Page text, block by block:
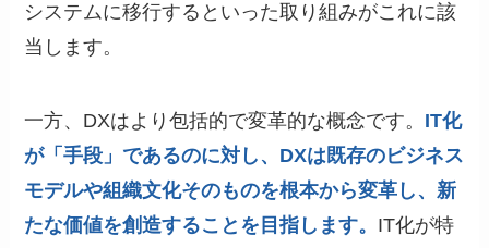
システムに移行するといった取り組みがこれに該
当します。
一方、DXはより包括的で変革的な概念です。 IT化
が「手段」であるのに対し、DXは既存のビジネス
モデルや組織文化そのものを根本から変革し、新
たな価値を創造することを目指します。 IT化が特